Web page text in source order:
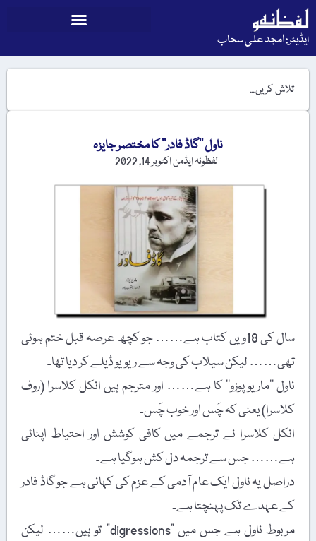
ایڈیٹر: امجد علی سحاب
ناول ’’گاڈ فادر‘‘ کا مختصر جایزہ
لفظونہ ایڈمناکتوبر 14, 2022
سال کی 18ویں کتاب ہے…… جو کچھ عرصہ قبل ختم ہوئی
تھی…… لیکن سیلاب کی وجہ سے ریویو ڈیلے کر دیا تھا۔
ناول ’’ماریو پوزو‘‘ کا ہے…… اور مترجم ہیں انکل کلاسرا (روف
کلاسرا) یعنی کہ چَس اور خوب چَس۔
انکل کلاسرا نے ترجمے میں کافی کوشش اور احتیاط اپنائی
ہے…… جس سے ترجمہ دل کش ہوگیا ہے۔
دراصل یہ ناول ایک عام آدمی کے عزم کی کہانی ہے جو گاڈ فادر
کے عہدے تک پہنچتا ہے۔
مربوط ناول ہے جس میں "digressions” تو ہیں…… لیکن